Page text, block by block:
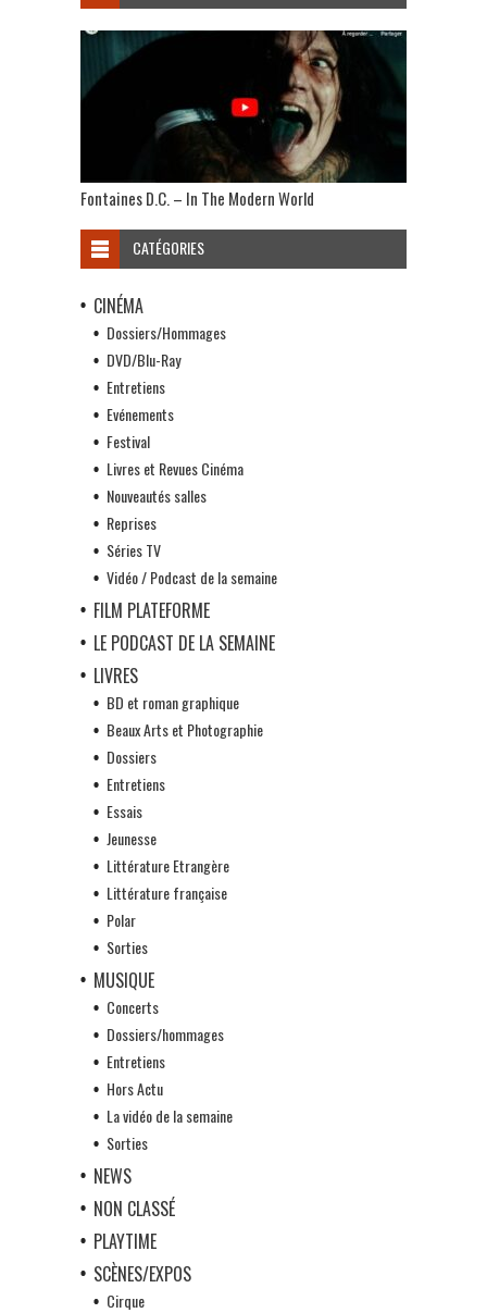
Fontaines D.C. – In The Modern World
CATÉGORIES
CINÉMA
Dossiers/Hommages
DVD/Blu-Ray
Entretiens
Evénements
Festival
Livres et Revues Cinéma
Nouveautés salles
Reprises
Séries TV
Vidéo / Podcast de la semaine
FILM PLATEFORME
LE PODCAST DE LA SEMAINE
LIVRES
BD et roman graphique
Beaux Arts et Photographie
Dossiers
Entretiens
Essais
Jeunesse
Littérature Etrangère
Littérature française
Polar
Sorties
MUSIQUE
Concerts
Dossiers/hommages
Entretiens
Hors Actu
La vidéo de la semaine
Sorties
NEWS
NON CLASSÉ
PLAYTIME
SCÈNES/EXPOS
Cirque